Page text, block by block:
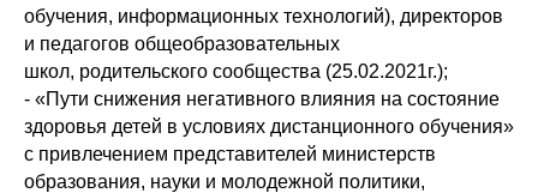
обучения, информационных технологий), директоров
и педагогов общеобразовательных
школ, родительского сообщества (25.02.2021г.);
- «Пути снижения негативного влияния на состояние
здоровья детей в условиях дистанционного обучения»
с привлечением представителей министерств
образования, науки и молодежной политики,